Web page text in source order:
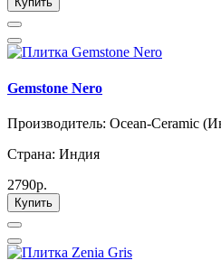
Gemstone Nero
Производитель: Ocean-Ceramic
Страна: Индия
2790р.
Купить